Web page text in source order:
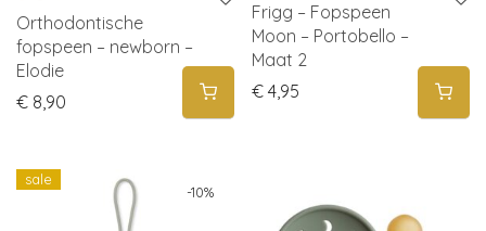
Orthodontische
fopspeen – newborn –
Elodie
€ 8,90
Frigg – Fopspeen
Moon – Portobello –
Maat 2
€ 4,95
-10%
sale